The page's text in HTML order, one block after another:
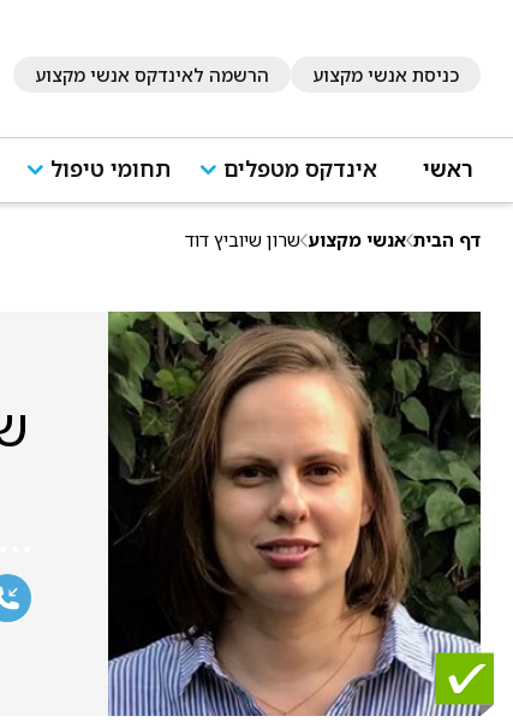
כניסת אנשי מקצוע הרשמה לאינדקס אנשי מקצוע
ראשי אינדקס מטפלים תחומי טיפול
דף הבית אנשי מקצוע שרון שיוביץ דוד